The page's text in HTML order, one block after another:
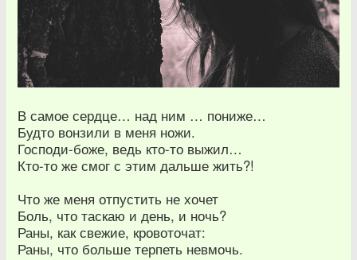
В самое сердце… над ним … пониже…
Будто вонзили в меня ножи.
Господи-боже, ведь кто-то выжил…
Кто-то же смог с этим дальше жить?!
Что же меня отпустить не хочет
Боль, что таскаю и день, и ночь?
Раны, как свежие, кровоточат:
Раны, что больше терпеть невмочь.